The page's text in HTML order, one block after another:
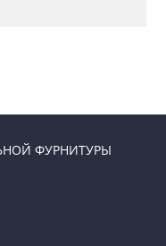
ФУРНИТУРЫ